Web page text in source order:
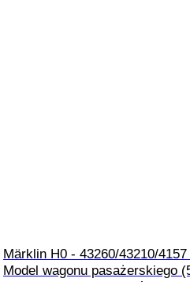
Märklin H0 - 43260/43210/4157
Model wagonu pasażerskiego